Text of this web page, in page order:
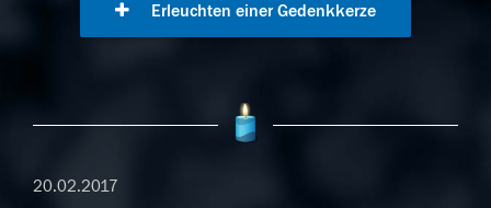
Erleuchten einer Gedenkkerze
20.02.2017